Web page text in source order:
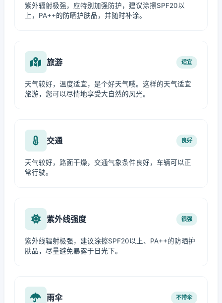
紫外辐射极强，应特别加强防护，建议涂擦SPF20以
上，PA++的防晒护肤品，并随时补涂。
旅游 适宜
天气较好，温度适宜，是个好天气哦。这样的天气适宜
旅游，您可以尽情地享受大自然的风光。
交通 良好
天气较好，路面干燥，交通气象条件良好，车辆可以正
常行驶。
紫外线强度 很强
紫外线辐射极强，建议涂擦SPF20以上、PA++的防晒护
肤品，尽量避免暴露于日光下。
雨伞 不带伞